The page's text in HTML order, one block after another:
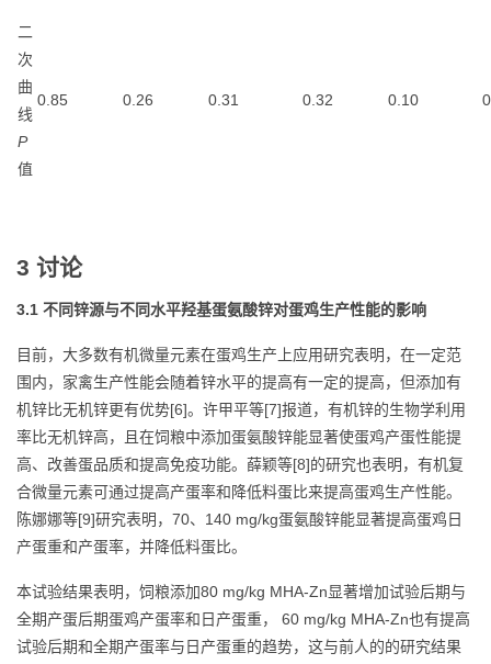
二
次
曲
线
P
值
0.85 0.26 0.31 0.32 0.10
3 讨论
3.1 不同锌源与不同水平羟基蛋氨酸锌对蛋鸡生产性能的影响
目前，大多数有机微量元素在蛋鸡生产上应用研究表明，在一定范
围内，家禽生产性能会随着锌水平的提高有一定的提高，但添加有
机锌比无机锌更有优势[6]。许甲平等[7]报道，有机锌的生物学利用
率比无机锌高，且在饲粮中添加蛋氨酸锌能显著使蛋鸡产蛋性能提
高、改善蛋品质和提高免疫功能。薛颖等[8]的研究也表明，有机复
合微量元素可通过提高产蛋率和降低料蛋比来提高蛋鸡生产性能。
陈娜娜等[9]研究表明，70、140 mg/kg蛋氨酸锌能显著提高蛋鸡日
产蛋重和产蛋率，并降低料蛋比。
本试验结果表明，饲粮添加80 mg/kg MHA-Zn显著增加试验后期与
全期产蛋后期蛋鸡产蛋率和日产蛋重， 60 mg/kg MHA-Zn也有提高
试验后期和全期产蛋率与日产蛋重的趋势，这与前人的的研究结果